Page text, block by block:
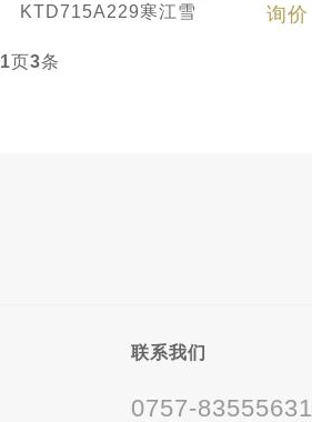
KTD715A229寒江雪 询价
1页3条
联系我们
0757-83555631